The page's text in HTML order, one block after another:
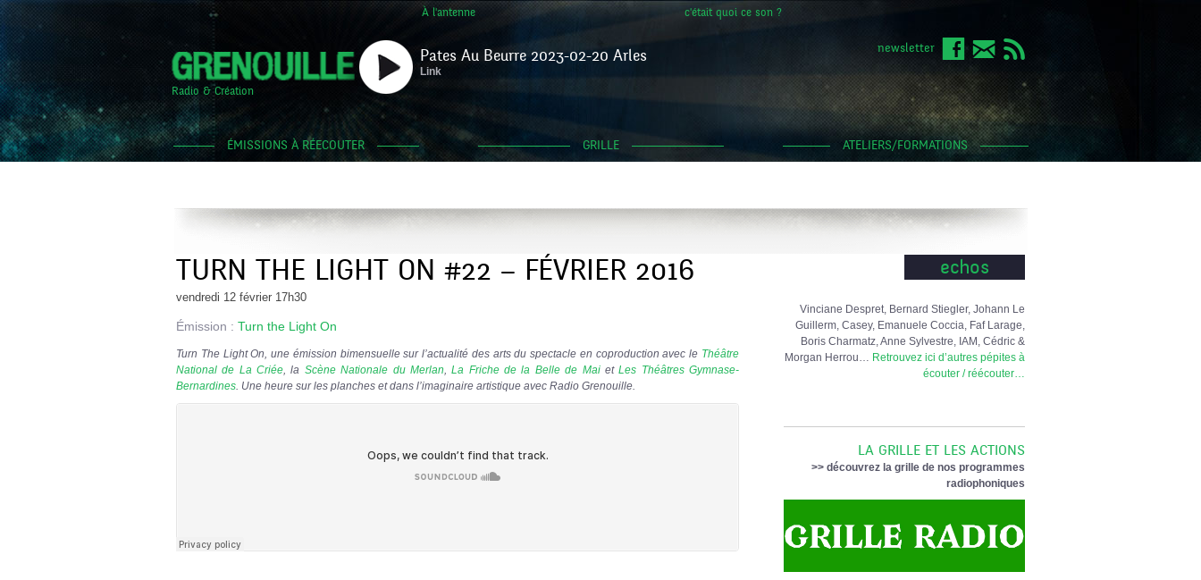
À l'antenne c'était quoi ce son ?
Radio & Création
Pates Au Beurre 2023-02-20 Arles
Link
newsletter
ÉMISSIONS À RÉECOUTER GRILLE ATELIERS/FORMATIONS
TURN THE LIGHT ON #22 – FÉVRIER 2016
vendredi 12 février 17h30
Émission : Turn the Light On
Turn The Light On, une émission bimensuelle sur l’actualité des arts du spectacle en coproduction avec le Théâtre
National de La Criée , la Scène Nationale du Merlan ,La Friche de la Belle de MaietLes Théâtres Gymnase-
Bernardines . Une heure sur les planches et dans l’imaginaire artistique avec Radio Grenouille.
echos
Vinciane Despret, Bernard Stiegler, Johann Le
Guillerm, Casey, Emanuele Coccia, Faf Larage,
Boris Charmatz, Anne Sylvestre, IAM, Cédric &
Morgan Herrou… Retrouvez ici d’autres pépites à
écouter / réécouter…
LA GRILLE ET LES ACTIONS
>> découvrez la grille de nos programmes
radiophoniques